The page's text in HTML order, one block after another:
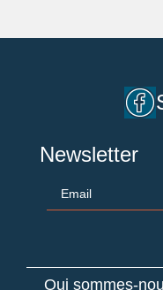
Newsletter
Email
Qui sommes-